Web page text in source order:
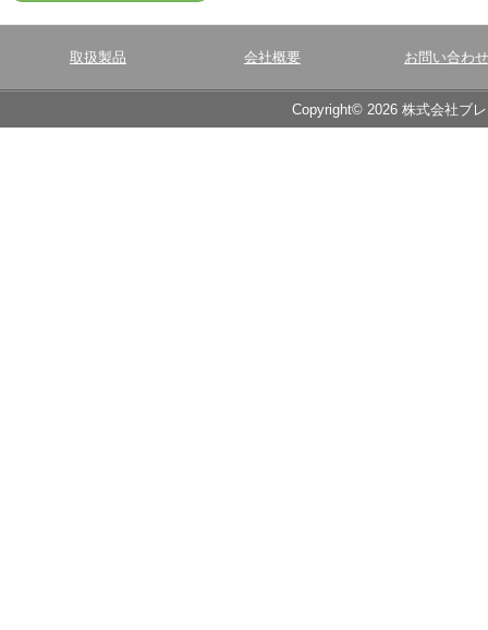
取扱製品 会社概要 お問い合わせ
Copyright© 2026 株式会社ブ